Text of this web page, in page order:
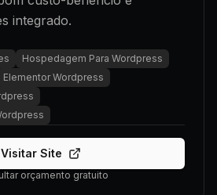
integrado.
Hospedagem Para Wordpress
Elementor Wordpress
Visitar Site
orçamento gratuito